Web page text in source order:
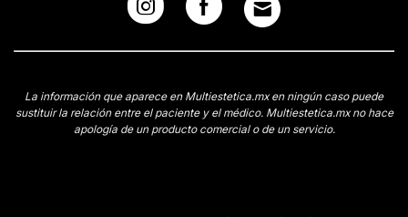
La información que aparece en Multiestetica.mx en ningún caso puede
sustituir la relación entre el paciente y el médico. Multiestetica.mx no hace
apología de un producto comercial o de un servicio.